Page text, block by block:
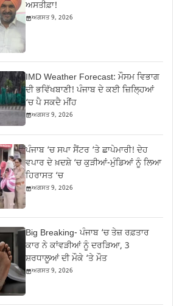
ਅਸਤੀਫ਼ਾ!
ਅਗਸਤ 9, 2026
IMD Weather Forecast: ਮੌਸਮ ਵਿਭਾਗ
ਦੀ ਭਵਿੱਖਬਾਣੀ! ਪੰਜਾਬ ਦੇ ਕਈ ਜ਼ਿਲ੍ਹਿਆਂ
‘ਚ ਪੈ ਸਕਦੈ ਮੀਂਹ
ਅਗਸਤ 9, 2026
ਪੰਜਾਬ ‘ਚ ਸਪਾ ਸੈਂਟਰ ‘ਤੇ ਛਾਪੇਮਾਰੀ! ਦੇਹ
ਵਪਾਰ ਦੇ ਖ਼ਦਸ਼ੇ ‘ਚ ਕੁੜੀਆਂ-ਮੁੰਡਿਆਂ ਨੂੰ ਲਿਆ
ਹਿਰਾਸਤ ‘ਚ
ਅਗਸਤ 9, 2026
Big Breaking- ਪੰਜਾਬ ‘ਚ ਤੇਜ਼ ਰਫ਼ਤਾਰ
ਕਾਰ ਨੇ ਕਾਂਵੜੀਆਂ ਨੂੰ ਦਰੜਿਆ, 3
ਸ਼ਰਧਾਲੂਆਂ ਦੀ ਮੌਕੇ ‘ਤੇ ਮੌਤ
ਅਗਸਤ 9, 2026